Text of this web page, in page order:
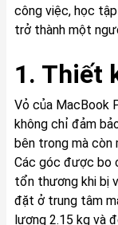
công việc, học
trở thành một
1. Thiết
Vỏ của MacBook
không chỉ đảm
bên trong mà còn
Các góc được bo
tổn thương khi bị
đặt ở trung tâm
lượng 2.15 kg và